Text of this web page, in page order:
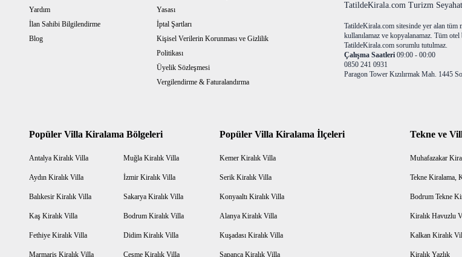
Yardım
İlan Sahibi Bilgilendirme
Blog
Yasası
İptal Şartları
Kişisel Verilerin Korunması ve Gizlilik
Politikası
Üyelik Sözleşmesi
Vergilendirme & Faturalandırma
TatildeKirala.com Turizm
TatildeKirala.com sitesinde yer alan tüm
kullanılamaz ve kopyalanamaz. Tüm
TatildeKirala.com sorumlu tutulmaz.
Çalışma Saatleri 09:00 - 00:00
0850 241 0931
Paragon Tower Kızılırmak Mah. 1445
Popüler Villa Kiralama Bölgeleri
Antalya Kiralık Villa Muğla Kiralık Villa
Aydın Kiralık Villa İzmir Kiralık Villa
Balıkesir Kiralık Villa Sakarya Kiralık Villa
Kaş Kiralık Villa Bodrum Kiralık Villa
Fethiye Kiralık Villa Didim Kiralık Villa
Marmaris Kiralık Villa Çeşme Kiralık Villa
Popüler Villa Kiralama İlçeleri
Kemer Kiralık Villa
Serik Kiralık Villa
Konyaaltı Kiralık Villa
Alanya Kiralık Villa
Kuşadası Kiralık Villa
Sapanca Kiralık Villa
Tekne ve
Muhafazakar
Tekne Kiralama,
Bodrum Tekne
Kiralık Havuzlu
Kalkan Kiralık
Kiralık Yazlık